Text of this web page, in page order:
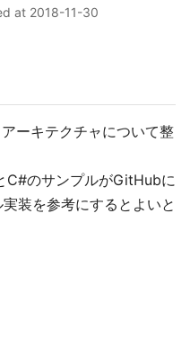
at 2018-11-30
ーキテクチャについて整
C#のサンプルがGitHubに
装を参考にするとよいと